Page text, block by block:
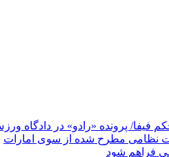
فیفا/ پرونده «رادو» در دادگاه
نظامی مطرح شده از سوی امارات
فراهم شود